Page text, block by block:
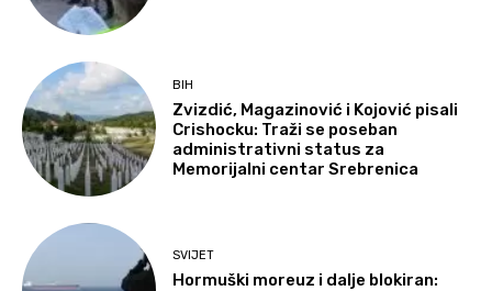
BIH
Zvizdić, Magazinović i Kojović pisali
Crishocku: Traži se poseban
administrativni status za
Memorijalni centar Srebrenica
SVIJET
Hormuški moreuz i dalje blokiran: